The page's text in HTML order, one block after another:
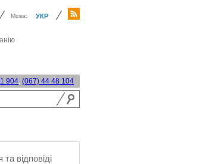
Мова: УКР
904, (067) 44 48 104
відповіді